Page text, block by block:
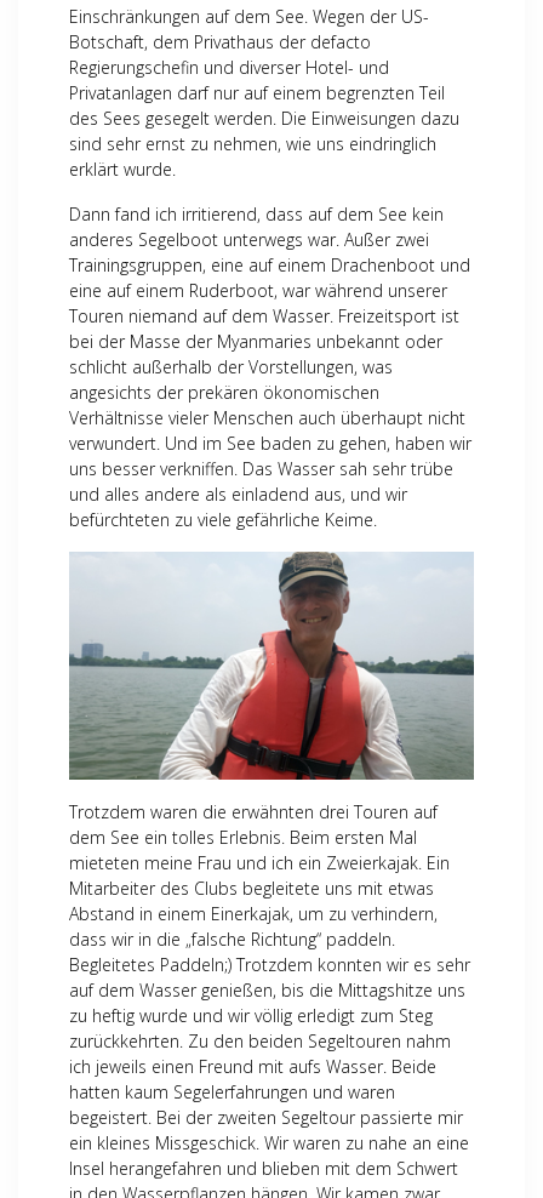
Einschränkungen auf dem See. Wegen der US-
Botschaft, dem Privathaus der defacto
Regierungschefin und diverser Hotel- und
Privatanlagen darf nur auf einem begrenzten Teil
des Sees gesegelt werden. Die Einweisungen dazu
sind sehr ernst zu nehmen, wie uns eindringlich
erklärt wurde.
Dann fand ich irritierend, dass auf dem See kein
anderes Segelboot unterwegs war. Außer zwei
Trainingsgruppen, eine auf einem Drachenboot und
eine auf einem Ruderboot, war während unserer
Touren niemand auf dem Wasser. Freizeitsport ist
bei der Masse der Myanmaries unbekannt oder
schlicht außerhalb der Vorstellungen, was
angesichts der prekären ökonomischen
Verhältnisse vieler Menschen auch überhaupt nicht
verwundert. Und im See baden zu gehen, haben wir
uns besser verkniffen. Das Wasser sah sehr trübe
und alles andere als einladend aus, und wir
befürchteten zu viele gefährliche Keime.
Trotzdem waren die erwähnten drei Touren auf
dem See ein tolles Erlebnis. Beim ersten Mal
mieteten meine Frau und ich ein Zweierkajak. Ein
Mitarbeiter des Clubs begleitete uns mit etwas
Abstand in einem Einerkajak, um zu verhindern,
dass wir in die „falsche Richtung“ paddeln.
Begleitetes Paddeln;) Trotzdem konnten wir es sehr
auf dem Wasser genießen, bis die Mittagshitze uns
zu heftig wurde und wir völlig erledigt zum Steg
zurückkehrten. Zu den beiden Segeltouren nahm
ich jeweils einen Freund mit aufs Wasser. Beide
hatten kaum Segelerfahrungen und waren
begeistert. Bei der zweiten Segeltour passierte mir
ein kleines Missgeschick. Wir waren zu nahe an eine
Insel herangefahren und blieben mit dem Schwert